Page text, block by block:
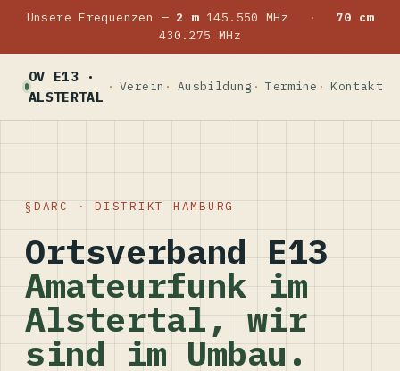
Unsere Frequenzen — 2 m145.550 MHz ·
70 cm
430.275 MHz
OV E13 ·
ALSTERTAL
Verein Ausbildung Termine Kontakt
DARC · DISTRIKT HAMBURG
Ortsverband E13
Amateurfunk im
Alstertal, wir
sind im Umbau.